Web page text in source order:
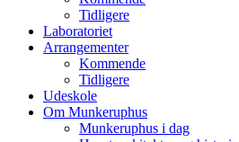
Tidligere
Laboratoriet
Arrangementer
Kommende
Tidligere
Udeskole
Om Munkeruphus
Munkeruphus i dag